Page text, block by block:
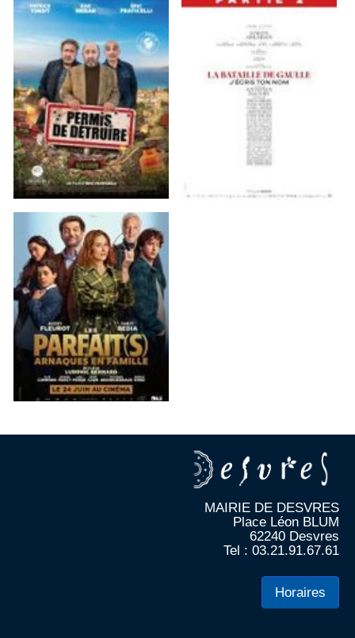
MAIRIE DE DESVRES
Place Léon BLUM
62240 Desvres
Tel : 03.21.91.67.61
Horaires